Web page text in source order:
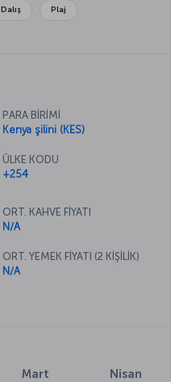
Dalış Plaj
PARA BİRİMİ
Kenya şilini (KES)
ÜLKE KODU
+254
ORT. KAHVE FİYATI
N/A
ORT. YEMEK FİYATI (2 KİŞİLİK)
N/A
Mart Nisan